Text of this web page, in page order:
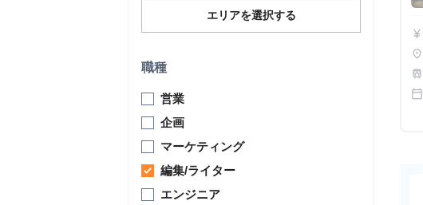
エリアを選択する
職種
営業
企画
マーケティング
編集/ライター
エンジニア
currency_yen
place
train
calendar_today